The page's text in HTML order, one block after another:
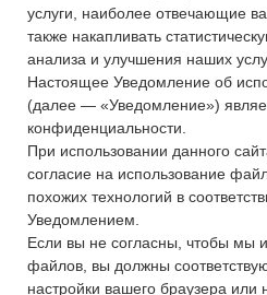
услуги, наиболее отвечающие
также накапливать
анализа и улучшения наших
Настоящее Уведомление об
(далее — «Уведомление»)
конфиденциальности.
При использовании данного
согласие на использование
похожих технологий в
Уведомлением.
Если вы не согласны, чтобы мы
файлов, вы должны
настройки вашего браузера или
Сложности с
карты» или
Знаете, как
учреждений
Написать